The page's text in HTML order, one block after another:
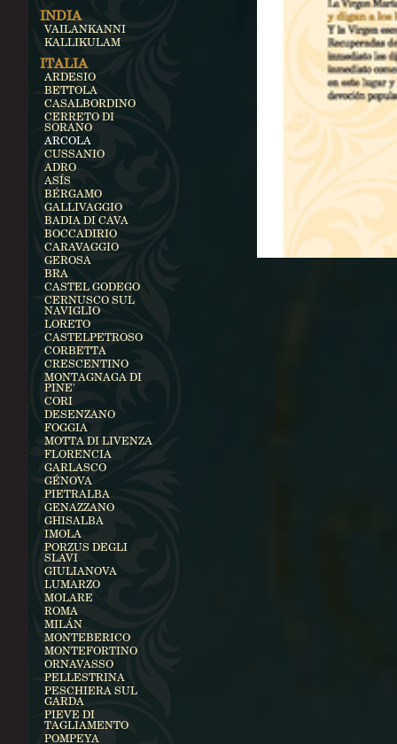
INDIA
VAILANKANNI
KALLIKULAM
ITALIA
ARDESIO
BETTOLA
CASALBORDINO
CERRETO DI
SORANO
ARCOLA
CUSSANIO
ADRO
ASÍS
BÉRGAMO
GALLIVAGGIO
BADIA DI CAVA
BOCCADIRIO
CARAVAGGIO
GEROSA
BRA
CASTEL GODEGO
CERNUSCO SUL
NAVIGLIO
LORETO
CASTELPETROSO
CORBETTA
CRESCENTINO
MONTAGNAGA DI
PINE'
CORI
DESENZANO
FOGGIA
MOTTA DI LIVENZA
FLORENCIA
GARLASCO
GÉNOVA
PIETRALBA
GENAZZANO
GHISALBA
IMOLA
PORZUS DEGLI
SLAVI
GIULIANOVA
LUMARZO
MOLARE
ROMA
MILÁN
MONTEBERICO
MONTEFORTINO
ORNAVASSO
PELLESTRINA
PESCHIERA SUL
GARDA
PIEVE DI
TAGLIAMENTO
POMPEYA